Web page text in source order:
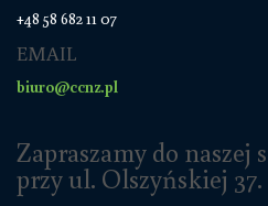
+48 58 682 11 07
EMAIL
biuro@ccnz.pl
Zapraszamy do naszej
przy ul. Olszyńskiej 37.